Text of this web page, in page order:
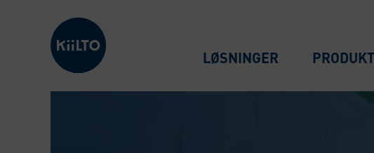
Kiilto Denmark
LØSNINGER